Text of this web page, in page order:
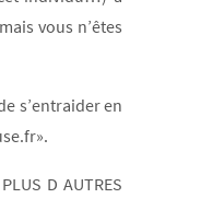
vous n’êtes
s’entraider en
D AUTRES